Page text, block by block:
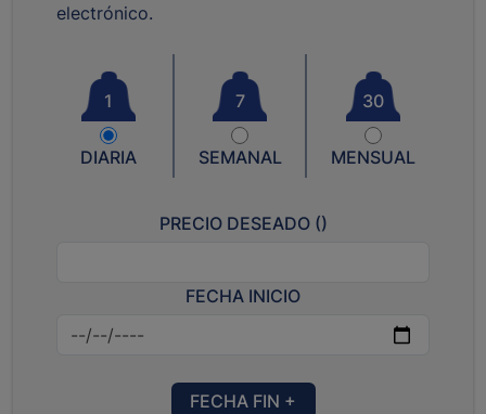
electrónico.
1
DIARIA
7
SEMANAL
30
MENSUAL
PRECIO DESEADO ()
FECHA INICIO
FECHA FIN +